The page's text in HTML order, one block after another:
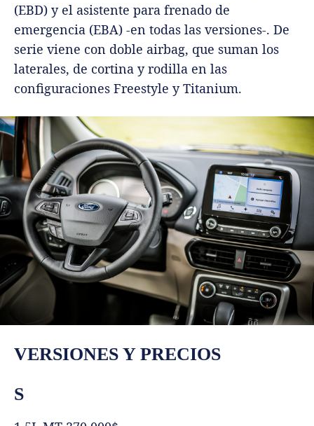
(EBD) y el asistente para frenado de
emergencia (EBA) -en todas las versiones-. De
serie viene con doble airbag, que suman los
laterales, de cortina y rodilla en las
configuraciones Freestyle y Titanium.
VERSIONES Y PRECIOS
S